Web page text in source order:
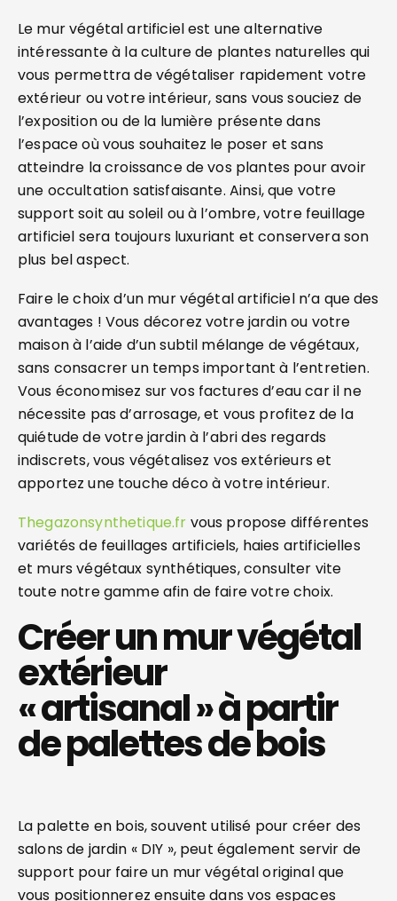
Le mur végétal artificiel est une alternative
intéressante à la culture de plantes naturelles qui
vous permettra de végétaliser rapidement votre
extérieur ou votre intérieur, sans vous souciez de
l’exposition ou de la lumière présente dans
l’espace où vous souhaitez le poser et sans
atteindre la croissance de vos plantes pour avoir
une occultation satisfaisante. Ainsi, que votre
support soit au soleil ou à l’ombre, votre feuillage
artificiel sera toujours luxuriant et conservera son
plus bel aspect.
Faire le choix d’un mur végétal artificiel n’a que des
avantages ! Vous décorez votre jardin ou votre
maison à l’aide d’un subtil mélange de végétaux,
sans consacrer un temps important à l’entretien.
Vous économisez sur vos factures d’eau car il ne
nécessite pas d’arrosage, et vous profitez de la
quiétude de votre jardin à l’abri des regards
indiscrets, vous végétalisez vos extérieurs et
apportez une touche déco à votre intérieur.
Thegazonsynthetique.fr vous propose différentes
variétés de feuillages artificiels, haies artificielles
et murs végétaux synthétiques, consulter vite
toute notre gamme afin de faire votre choix.
Créer un mur végétal
extérieur
« artisanal » à partir
de palettes de bois
La palette en bois, souvent utilisé pour créer des
salons de jardin « DIY », peut également servir de
support pour faire un mur végétal original que
vous positionnerez ensuite dans vos espaces